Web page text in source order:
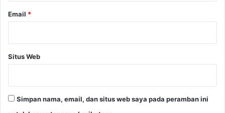
Email *
Situs Web
Simpan nama, email, dan situs web saya pada peramban ini